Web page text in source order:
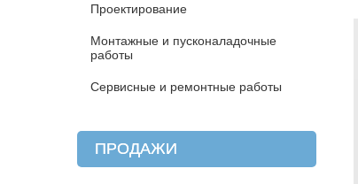
Проектирование
Монтажные и пусконаладочные
работы
Сервисные и ремонтные работы
ПРОДАЖИ